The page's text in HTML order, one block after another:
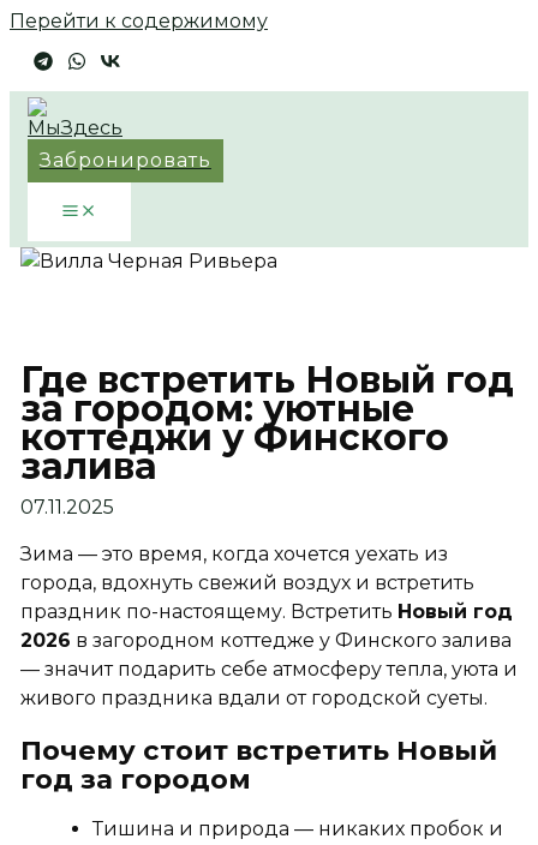
Перейти к содержимому
Забронировать
Где встретить Новый год
за городом: уютные
коттеджи у Финского
залива
07.11.2025
Зима — это время, когда хочется уехать из
города, вдохнуть свежий воздух и встретить
праздник по-настоящему. Встретить Новый год
2026 в загородном коттедже у Финского залива
— значит подарить себе атмосферу тепла, уюта и
живого праздника вдали от городской суеты.
Почему стоит встретить Новый
год за городом
Тишина и природа — никаких пробок и